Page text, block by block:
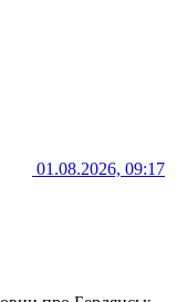
01.08.2026, 09:17